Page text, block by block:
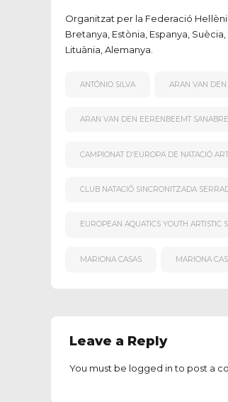
Organitzat per la Federació
Bretanya, Estònia, Espanya,
Lituània, Alemanya.
ANTÓNIO SILVA ARAN VAN
ARAN VAN DEN EERENBEEMT SANABRE
CAMPIONAT D'EUROPA DE NATACIÓ
CLUB NATACIÓ SINCRONITZADA
EUROPEAN AQUATICS YOUTH
MARIONA CASAS MARIONA
Leave a Reply
You must be logged into post a